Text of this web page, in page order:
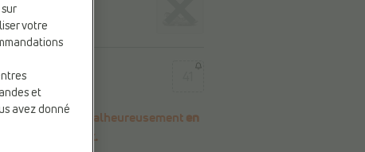
Ce produit est malheureusement en
rupture de stock.
votre
et
avez donné